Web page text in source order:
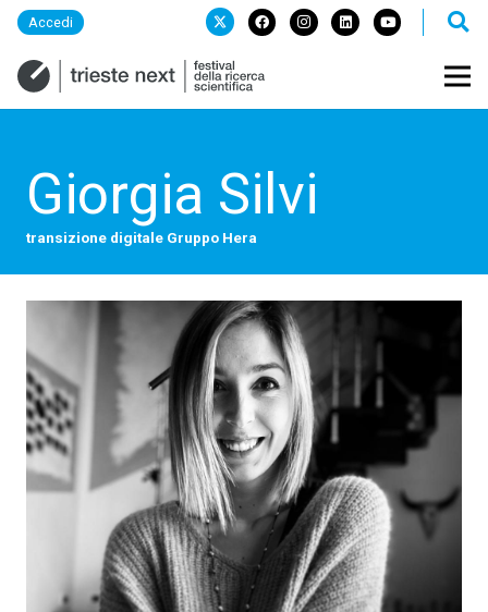
Accedi
Giorgia Silvi
transizione digitale Gruppo Hera